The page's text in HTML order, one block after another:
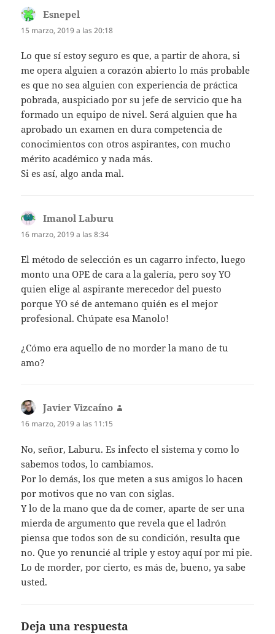
Esnepel
15 marzo, 2019 a las 20:18
Lo que sí estoy seguro es que, a partir de ahora, si
me opera alguien a corazón abierto lo más probable
es que no sea alguien con experiencia de práctica
pobrada, auspiciado por su jefe de servicio que ha
formado un equipo de nivel. Será alguien que ha
aprobado un examen en dura competencia de
conocimientos con otros aspirantes, con mucho
mérito académico y nada más.
Si es así, algo anda mal.
Imanol Laburu
16 marzo, 2019 a las 8:34
El método de selección es un cagarro infecto, luego
monto una OPE de cara a la galería, pero soy YO
quien elige al aspirante merecedor del puesto
porque YO sé de antemano quién es el mejor
profesional. Chúpate esa Manolo!
¿Cómo era aquello de no morder la mano de tu
amo?
Javier Vizcaíno
16 marzo, 2019 a las 11:15
No, señor, Laburu. Es infecto el sistema y como lo
sabemos todos, lo cambiamos.
Por lo demás, los que meten a sus amigos lo hacen
por motivos que no van con siglas.
Y lo de la mano que da de comer, aparte de ser una
mierda de argumento que revela que el ladrón
piensa que todos son de su condición, resulta que
no. Que yo renuncié al triple y estoy aquí por mi pie.
Lo de morder, por cierto, es más de, bueno, ya sabe
usted.
Deja una respuesta